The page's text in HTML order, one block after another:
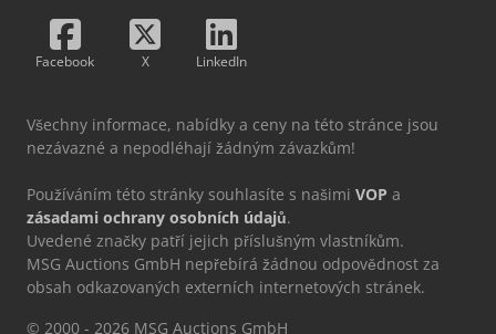
Facebook X LinkedIn
Všechny informace, nabídky a ceny na této stránce jsou
nezávazné a nepodléhají žádným závazkům!
Používáním této stránky souhlasíte s našimi VOP a
zásadami ochrany osobních údajů.
Uvedené značky patří jejich příslušným vlastníkům.
MSG Auctions GmbH nepřebírá žádnou odpovědnost za
obsah odkazovaných externích internetových stránek.
© 2000 - 2026 MSG Auctions GmbH